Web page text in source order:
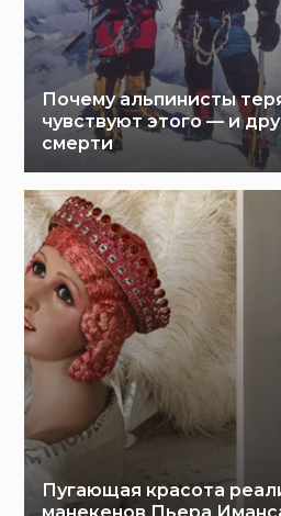
Почему альпинисты
чувствуют этого — и
смерти
Пугающая красота